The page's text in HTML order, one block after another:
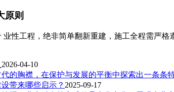
原则
性工程，绝非简单翻新重建，施工全程需严
2026-04-10
的胸襟，在保护与发展的平衡中探索出一条条
带来哪些启示？ 2025-09-17